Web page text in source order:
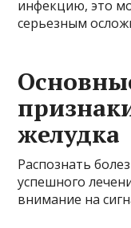
инфекцию, это
серьезным
желудка
Распознать
успешного
внимание на